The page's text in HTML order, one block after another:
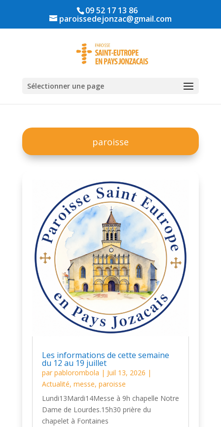
09 52 17 13 86
paroissedejonzac@gmail.com
Sélectionner une page
paroisse
Les informations de cette semaine
du 12 au 19 juillet
par pablorombola | Juil 13, 2026 |
Actualité, messe, paroisse
Lundi13Mardi14Messe à 9h chapelle Notre
Dame de Lourdes.15h30 prière du
chapelet à Fontaines